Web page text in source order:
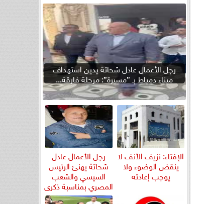
رجل الأعمال عادل شحاتة يدين استهداف
ميناء دمياط بـ ”مسيرة”: مرحلة فارقة...
الإفتاء: نزيف الأنف لا
ينقض الوضوء ولا
يوجب إعادته
رجل الأعمال عادل
شحاتة يهنئ الرئيس
السيسي والشعب
المصري بمناسبة ذكرى
ثورة...